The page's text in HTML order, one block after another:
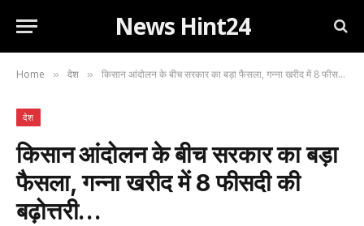
News Hint24
Home » देश » किसान आंदोलन के बीच सरकार का बड़ा फैसला, गन्ना खरीद में 8 फीसदी की बढ़ोत्तरी…
देश
किसान आंदोलन के बीच सरकार का बड़ा
फैसला, गन्ना खरीद में 8 फीसदी की
बढ़ोत्तरी…